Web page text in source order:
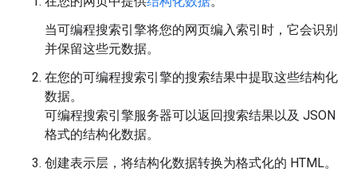
当可编程搜索引擎将您的网页编入索引时，它会识别
并保留这些元数据。
在您的可编程搜索引擎的搜索结果中提取这些结构化
数据。
可编程搜索引擎服务器可以返回搜索结果以及 JSON
格式的结构化数据。
创建表示层，将结构化数据转换为格式化的 HTML。